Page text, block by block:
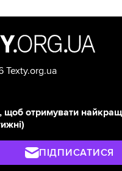
Texty.org.ua
щоб отримувати
ПІДПИСАТИСЯ